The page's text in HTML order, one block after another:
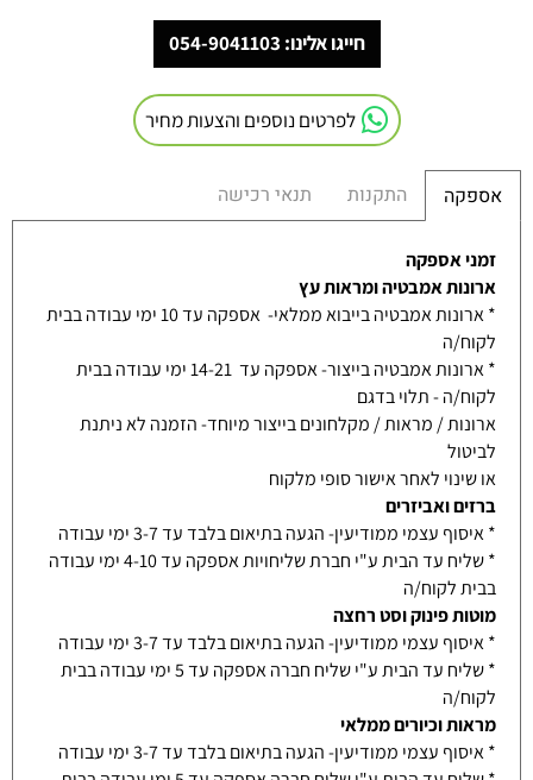
חייגו אלינו: 054-9041103
לפרטים נוספים והצעות מחיר
אספקה התקנות תנאי רכישה
זמני אספקה
ארונות אמבטיה ומראות עץ
* ארונות אמבטיה בייבוא ממלאי- אספקה עד 10 ימי עבודה בבית
לקוח/ה
* ארונות אמבטיה בייצור- אספקה עד 14-21 ימי עבודה בבית
לקוח/ה - תלוי בדגם
ארונות / מראות / מקלחונים בייצור מיוחד- הזמנה לא ניתנת
לביטול
או שינוי לאחר אישור סופי מלקוח
ברזים ואביזרים
* איסוף עצמי ממודיעין- הגעה בתיאום בלבד עד 3-7 ימי עבודה
* שליח עד הבית ע"י חברת שליחויות אספקה עד 4-10 ימי עבודה
בבית לקוח/ה
מוטות פינוק וסט רחצה
* איסוף עצמי ממודיעין- הגעה בתיאום בלבד עד 3-7 ימי עבודה
* שליח עד הבית ע"י שליח חברה אספקה עד 5 ימי עבודה בבית
לקוח/ה
מראות וכיורים ממלאי
* איסוף עצמי ממודיעין- הגעה בתיאום בלבד עד 3-7 ימי עבודה